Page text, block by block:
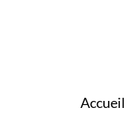
Accueil